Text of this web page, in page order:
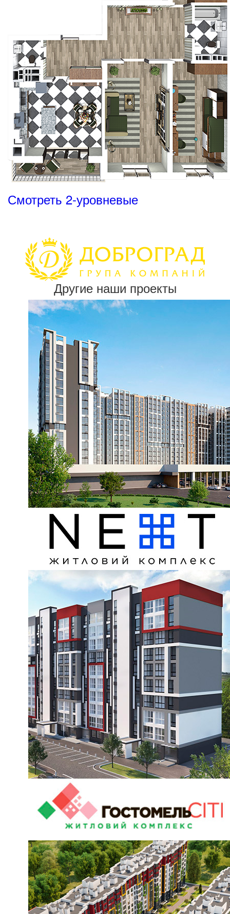
Смотреть 2-уровневые
Другие наши проекты